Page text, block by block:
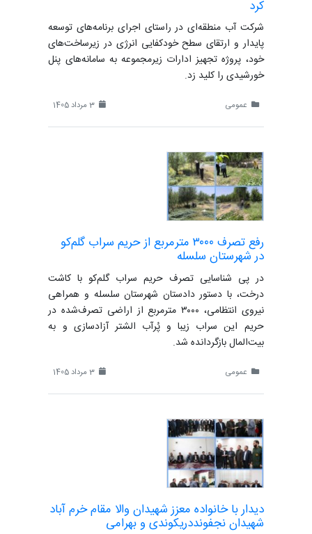
کرد
‌شرکت آب منطقه‌ای در راستای اجرای برنامه‌های توسعه
پایدار و ارتقای سطح خودکفایی انرژی در زیرساخت‌های
خود، پروژه‌ تجهیز ادارات زیرمجموعه به سامانه‌های پنل
خورشیدی را کلید زد.
عمومی
رفع تصرف ۳۰۰۰ مترمربع از حریم سراب گلم‌کو
در شهرستان سلسله
در پی شناسایی تصرف حریم سراب گلم‌کو با کاشت
درخت، با دستور دادستان شهرستان سلسله و همراهی
نیروی انتظامی، ۳۰۰۰ مترمربع از اراضی تصرف‌شده در
حریم این سراب زیبا و پُرآب الشتر آزادسازی و به
بیت‌المال بازگردانده شد.
عمومی
دیدار با خانواده معزز شهیدان والا مقام خرم آباد
شهیدان نجفونددریکوندی و بهرامی